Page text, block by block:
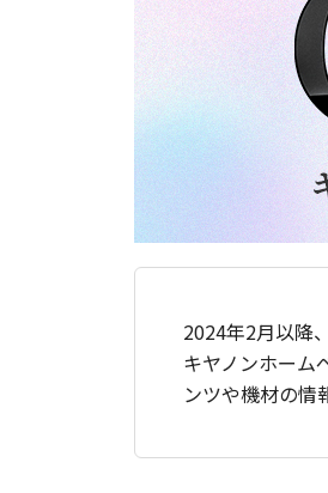
2024年2月以降
キヤノンホーム
ンツや機材の情